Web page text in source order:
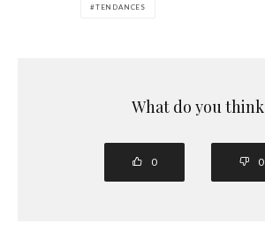
TENDANCES
What do you think
0 0